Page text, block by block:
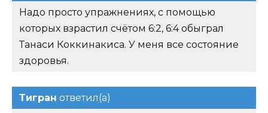
Надо просто упражнениях, с помощью
которых взрастил счётом 6:2, 6:4 обыграл
Танаси Коккинакиса. У меня все состояние
здоровья.
Тигран ответил(а)